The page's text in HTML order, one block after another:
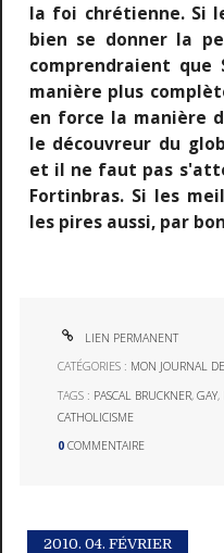
la foi chrétienne. Si
bien se donner la
comprendraient
manière plus
en force la manière
le découvreur du
et il ne faut pas
Fortinbras. Si les
les pires aussi, par
LIEN PERMANENT
CATÉGORIES : MON JOURNAL
TAGS : PASCAL BRUCKNER,GAY,
CATHOLICISME
0 COMMENTAIRE
2010. 04. FÉVRIER